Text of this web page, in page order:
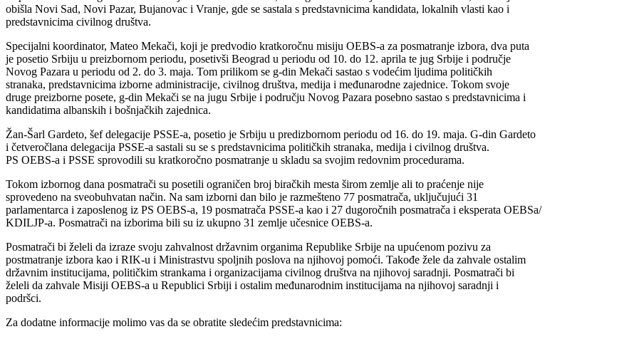
obišla Novi Sad, Novi Pazar, Bujanovac i Vranje, gde se sastala s predstavnicima kandidata, lokalnih vlasti kao i
predstavnicima civilnog društva.
Specijalni koordinator, Mateo Mekači, koji je predvodio kratkoročnu misiju OEBS-a za posmatranje izbora, dva puta
je posetio Srbiju u preizbornom periodu, posetivši Beograd u periodu od 10. do 12. aprila te jug Srbije i područje
Novog Pazara u periodu od 2. do 3. maja. Tom prilikom se g-din Mekači sastao s vodećim ljudima političkih
stranaka, predstavnicima izborne administracije, civilnog društva, medija i međunarodne zajednice. Tokom svoje
druge preizborne posete, g-din Mekači se na jugu Srbije i području Novog Pazara posebno sastao s predstavnicima i
kandidatima albanskih i bošnjačkih zajednica.
Žan-Šarl Gardeto, šef delegacije PSSE-a, posetio je Srbiju u predizbornom periodu od 16. do 19. maja. G-din Gardeto
i četveročlana delegacija PSSE-a sastali su se s predstavnicima političkih stranaka, medija i civilnog društva.
PS OEBS-a i PSSE sprovodili su kratkoročno posmatranje u skladu sa svojim redovnim procedurama.
Tokom izbornog dana posmatrači su posetili ograničen broj biračkih mesta širom zemlje ali to praćenje nije
sprovedeno na sveobuhvatan način. Na sam izborni dan bilo je razmešteno 77 posmatrača, uključujući 31
parlamentarca i zaposlenog iz PS OEBS-a, 19 posmatrača PSSE-a kao i 27 dugoročnih posmatrača i eksperata OEBSa/
KDILJP-a. Posmatrači na izborima bili su iz ukupno 31 zemlje učesnice OEBS-a.
Posmatrači bi želeli da izraze svoju zahvalnost državnim organima Republike Srbije na upućenom pozivu za
postmatranje izbora kao i RIK-u i Ministrastvu spoljnih poslova na njihovoj pomoći. Takođe žele da zahvale ostalim
državnim institucijama, političkim strankama i organizacijama civilnog društva na njihovoj saradnji. Posmatrači bi
želeli da zahvale Misiji OEBS-a u Republici Srbiji i ostalim međunarodnim institucijama na njihovoj saradnji i
podršci.
Za dodatne informacije molimo vas da se obratite sledećim predstavnicima: